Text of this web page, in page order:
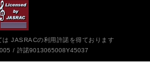
は JASRACの利用許諾を得ております
許諾9013065008Y45037